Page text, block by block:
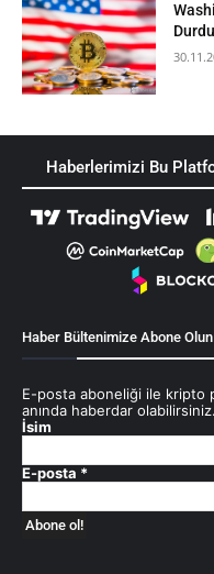
Haberlerimizi Bu
Haber Bültenimize Abone Olun
E-posta aboneliği ile kripto
anında haberdar olabilirsiniz.
İsim
E-posta *